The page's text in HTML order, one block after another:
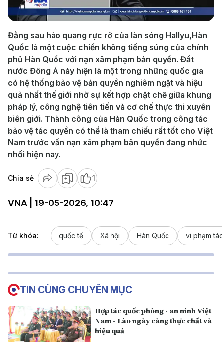
Video
Đằng sau hào quang rực rỡ của làn sóng Hallyu,Hàn
Quốc là một cuộc chiến không tiếng súng của chính
phủ Hàn Quốc với nạn xâm phạm bản quyền. Đất
nước Đông Á này hiện là một trong những quốc gia
có hệ thống bảo vệ bản quyền nghiêm ngặt và hiệu
quả nhất thế giới nhờ sự kết hợp chặt chẽ giữa khung
pháp lý, công nghệ tiên tiến và cơ chế thực thi xuyên
biên giới. Thành công của Hàn Quốc trong công tác
bảo vệ tác quyền có thể là tham chiếu rất tốt cho Việt
Nam trước vấn nạn xâm phạm bản quyền đang nhức
nhối hiện nay.
Chia sẻ 1
VNA | 19-05-2026, 10:47
Từ khóa: quốc tế Xã hội Hàn Quốc vi phạm
TIN CÙNG CHUYÊN MỤC
Hợp tác quốc phòng - an ninh Việt
Nam - Lào ngày càng thực chất và
hiệu quả